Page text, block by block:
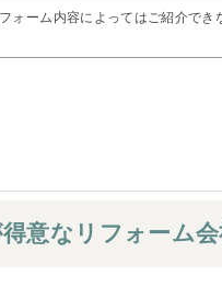
ォーム内容によってはご紹介でき
得意なリフォーム